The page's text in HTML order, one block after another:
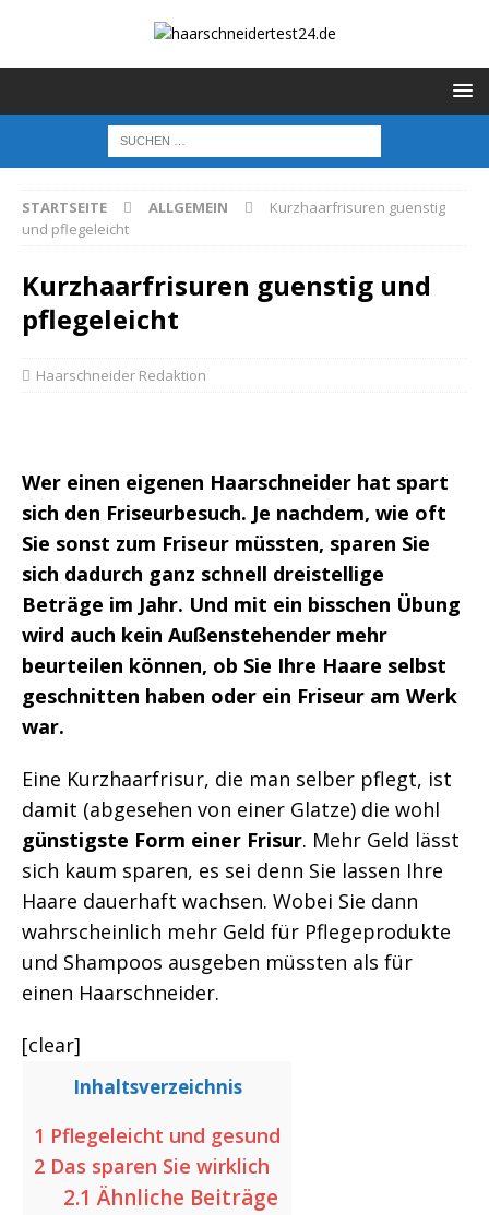
STARTSEITE ALLGEMEIN
Kurzhaarfrisuren guenstig
und pflegeleicht
Kurzhaarfrisuren guenstig und
pflegeleicht
Haarschneider Redaktion
Wer einen eigenen Haarschneider hat spart
sich den Friseurbesuch. Je nachdem, wie oft
Sie sonst zum Friseur müssten, sparen Sie
sich dadurch ganz schnell dreistellige
Beträge im Jahr. Und mit ein bisschen Übung
wird auch kein Außenstehender mehr
beurteilen können, ob Sie Ihre Haare selbst
geschnitten haben oder ein Friseur am Werk
war.
Eine Kurzhaarfrisur, die man selber pflegt, ist
damit (abgesehen von einer Glatze) die wohl
günstigste Form einer Frisur. Mehr Geld lässt
sich kaum sparen, es sei denn Sie lassen Ihre
Haare dauerhaft wachsen. Wobei Sie dann
wahrscheinlich mehr Geld für Pflegeprodukte
und Shampoos ausgeben müssten als für
einen Haarschneider.
[clear]
Inhaltsverzeichnis
1 Pflegeleicht und gesund
2 Das sparen Sie wirklich
2.1 Ähnliche Beiträge